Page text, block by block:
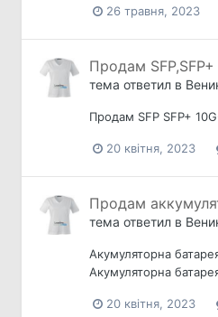
26 травня, 2023
Продам
тема ответил в
Продам SFP SFP+
20 квітня, 2023
Продам
тема ответил в
Акумуляторна
Акумуляторна
20 квітня, 2023